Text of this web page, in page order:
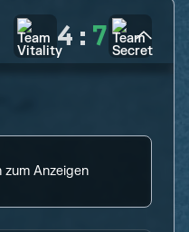
4 : 7
Anzeigen